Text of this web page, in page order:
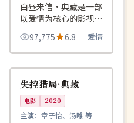
白昼来信·典藏是一部
以爱情为核心的影视作
品，围绕危机、反转与
人物成长展开，整体节
奏紧凑，值得推荐观
看。
97,775 6.8 爱情
韩国
99:43
失控猎局·典藏
电影 2020
主演： 章子怡、汤唯 等